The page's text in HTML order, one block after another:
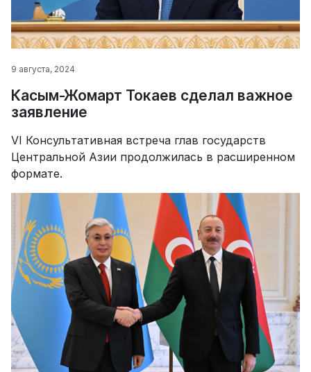
9 августа, 2024
Касым-Жомарт Токаев сделал важное
заявление
VI Консультативная встреча глав государств
Центральной Азии продолжилась в расширенном
формате.